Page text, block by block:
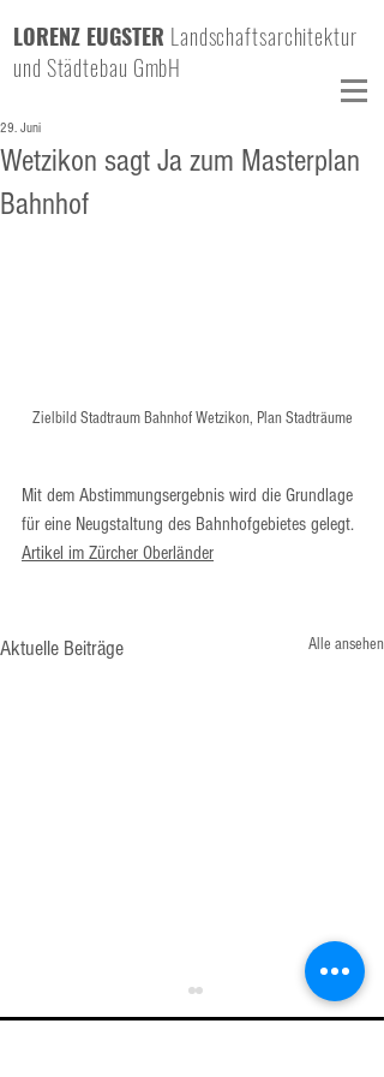
LORENZ EUGSTER Landschaftsarchitektur
und Städtebau GmbH
Wetzikon sagt Ja zum Masterplan
Bahnhof
29. Juni
Zielbild Stadtraum Bahnhof Wetzikon, Plan Stadträume
Mit dem Abstimmungsergebnis wird die Grundlage
für eine Neugstaltung des Bahnhofgebietes gelegt.
Artikel im Zürcher Oberländer
Aktuelle Beiträge Alle ansehen